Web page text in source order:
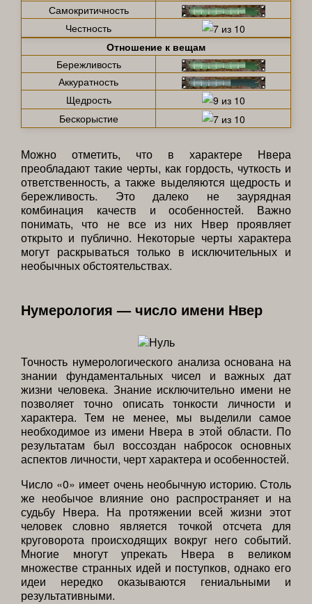
Самокритичность
Честность
Отношение к вещам
Бережливость
Аккуратность
Щедрость
Бескорыстие
Можно отметить, что в характере Нвера
преобладают такие черты, как гордость, чуткость и
ответственность, а также выделяются щедрость и
бережливость. Это далеко не заурядная
комбинация качеств и особенностей. Важно
понимать, что не все из них Нвер проявляет
открыто и публично. Некоторые черты характера
могут раскрываться только в исключительных и
необычных обстоятельствах.
Нумерология — число имени Нвер
Точность нумерологического анализа основана на
знании фундаментальных чисел и важных дат
жизни человека. Знание исключительно имени не
позволяет точно описать тонкости личности и
характера. Тем не менее, мы выделили самое
необходимое из имени Нвера в этой области. По
результатам был воссоздан набросок основных
аспектов личности, черт характера и особенностей.
Число «0» имеет очень необычную историю. Столь
же необычое влияние оно распространяет и на
судьбу Нвера. На протяжении всей жизни этот
человек словно является точкой отсчета для
круговорота происходящих вокруг него событий.
Многие многут упрекать Нвера в великом
множестве странных идей и поступков, однако его
идеи нередко оказываются гениальными и
результативными.